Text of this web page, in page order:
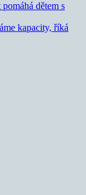
dětem s
kapacity, říká